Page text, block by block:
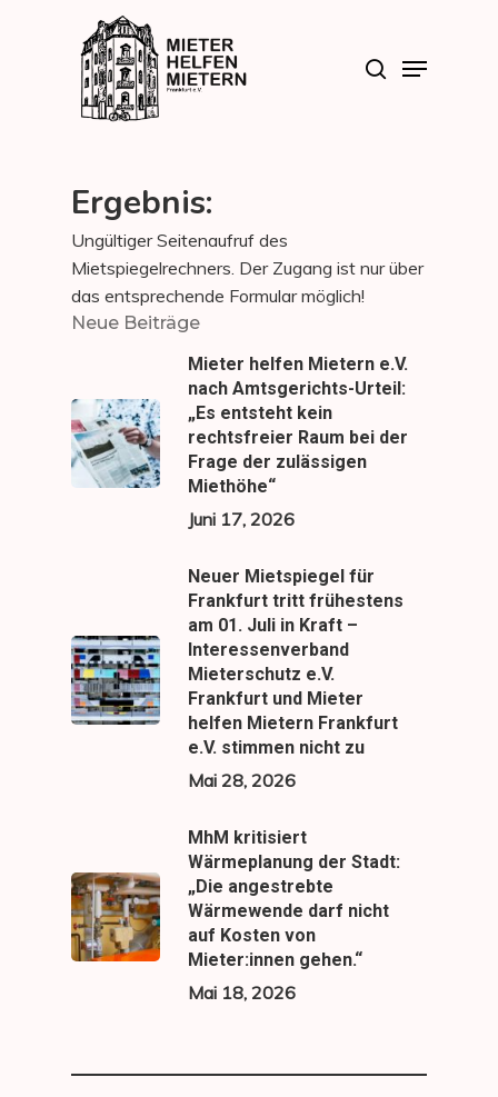
Menu
Ergebnis:
Ungültiger Seitenaufruf des
Mietspiegelrechners. Der Zugang ist nur über
das entsprechende Formular möglich!
Neue Beiträge
Mieter helfen Mietern e.V.
nach Amtsgerichts-Urteil:
„Es entsteht kein
rechtsfreier Raum bei der
Frage der zulässigen
Miethöhe“
Juni 17, 2026
Neuer Mietspiegel für
Frankfurt tritt frühestens
am 01. Juli in Kraft –
Interessenverband
Mieterschutz e.V.
Frankfurt und Mieter
helfen Mietern Frankfurt
e.V. stimmen nicht zu
Mai 28, 2026
MhM kritisiert
Wärmeplanung der Stadt:
„Die angestrebte
Wärmewende darf nicht
auf Kosten von
Mieter:innen gehen.“
Mai 18, 2026